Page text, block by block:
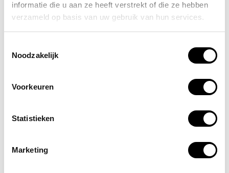
informatie die u aan ze heeft verstrekt of die ze hebben
verzameld op basis van uw gebruik van hun services.
Noodzakelijk
Voorkeuren
Statistieken
Marketing
POPULAIRE EN BEST VERKOCHT
laptoprugzak / rugtas /
laptoprugzak / rugtas /